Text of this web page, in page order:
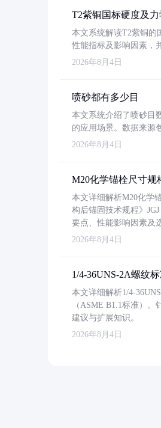
T2紫铜国标硬度及
本文系统解读T2紫铜的
性能指标及影响因素，
2026年8月4日
喷砂都有多少目
本文系统介绍了喷砂目
的应用场景。数据来源
2026年8月4日
M20化学锚栓尺寸规
本文详细解析M20化学
构后锚固技术规程》
要点、性能影响因素及
2026年8月4日
1/4-36UNS-2A螺纹
本文详细解析1/4-
（ASME B1.1标准）
建议与扩展知识。
2026年8月4日